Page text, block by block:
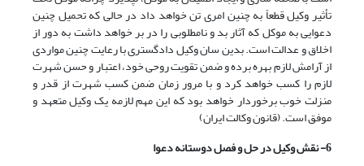
تأثیر وکیل قطعاً به چنین امری تن خواهد داد در حالی که تحمیل چنین
دعوایی به موکل که آثار بد و نامطلوبی را در بر خواهد داشت به دور از
اخلاق و عدالت است. بدین سان وکیل دادگستری با رعایت چنین مواردی
از آرامش لازم بهره برده و ضمن تقویت روحی خود، اعتبار و حسن شهرت
لازم را کسب خواهد کرد و با مرور زمان ضمن کسب شهرت از قدر و
منزلت خوب برخوردار خواهد بود که این مهم لازمه یک وکیل متعهد و
موفق است. (قانون وکالت ایران)
6- نقش وکیل در حل و فصل دوستانه دعوا